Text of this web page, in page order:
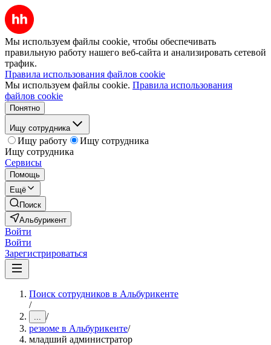
Мы используем файлы cookie, чтобы обеспечивать
правильную работу нашего веб-сайта и анализировать сетевой
трафик.
Правила использования файлов cookie
Мы используем файлы cookie. Правила использования
файлов cookie
Понятно
Ищу сотрудника
Ищу работу
Ищу сотрудника
Ищу сотрудника
Сервисы
Помощь
Ещё
Поиск
Альбурикент
Войти
Войти
Зарегистрироваться
Поиск сотрудников в Альбурикенте
/
... /
резюме в Альбурикенте/
младший администратор